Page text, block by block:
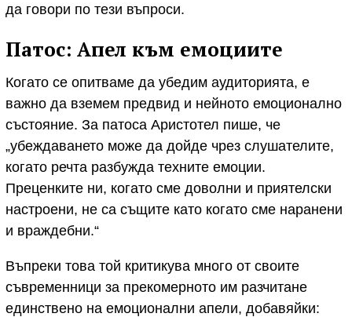
да говори по тези въпроси.
Патос: Апел към емоциите
Когато се опитваме да убедим аудиторията, е
важно да вземем предвид и нейното емоционално
състояние. За патоса Аристотел пише, че
„убеждаването може да дойде чрез слушателите,
когато речта разбужда техните емоции.
Преценките ни, когато сме доволни и приятелски
настроени, не са същите като когато сме наранени
и враждебни.“
Въпреки това той критикува много от своите
съвременници за прекомерното им разчитане
единствено на емоционални апели, добавяйки: